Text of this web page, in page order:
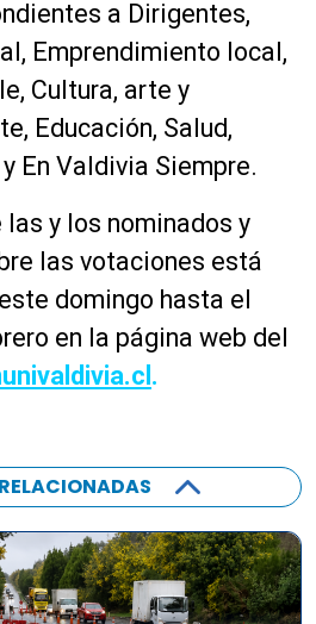
a Dirigentes,
Emprendimiento local,
Cultura, arte y
Educación, Salud,
En Valdivia Siempre.
y los nominados y
las votaciones está
domingo hasta el
en la página web del
.